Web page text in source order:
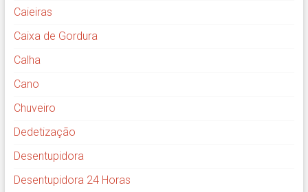
Caieiras
Caixa de Gordura
Calha
Cano
Chuveiro
Dedetização
Desentupidora
Desentupidora 24 Horas